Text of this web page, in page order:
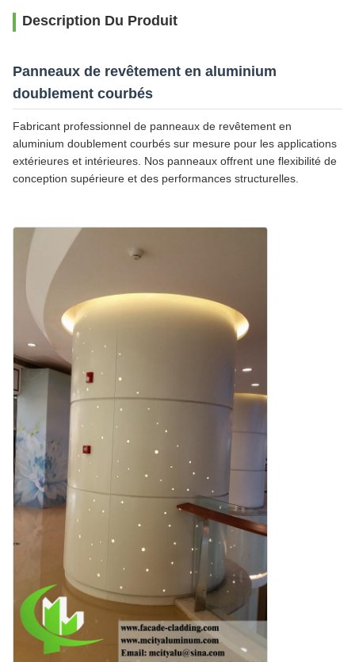
Description Du Produit
Panneaux de revêtement en aluminium
doublement courbés
Fabricant professionnel de panneaux de revêtement en
aluminium doublement courbés sur mesure pour les applications
extérieures et intérieures. Nos panneaux offrent une flexibilité de
conception supérieure et des performances structurelles.